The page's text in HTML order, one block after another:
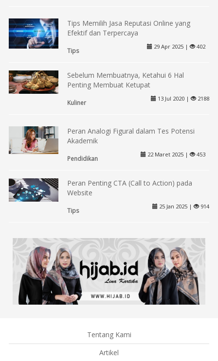
Tips Memilih Jasa Reputasi Online yang
Efektif dan Terpercaya
Tips
29 Apr 2025 | 402
Sebelum Membuatnya, Ketahui 6 Hal
Penting Membuat Ketupat
Kuliner
13 Jul 2020 | 2188
Peran Analogi Figural dalam Tes Potensi
Akademik
Pendidikan
22 Maret 2025 | 453
Peran Penting CTA (Call to Action) pada
Website
Tips
25 Jan 2025 | 914
Tentang Kami
Artikel